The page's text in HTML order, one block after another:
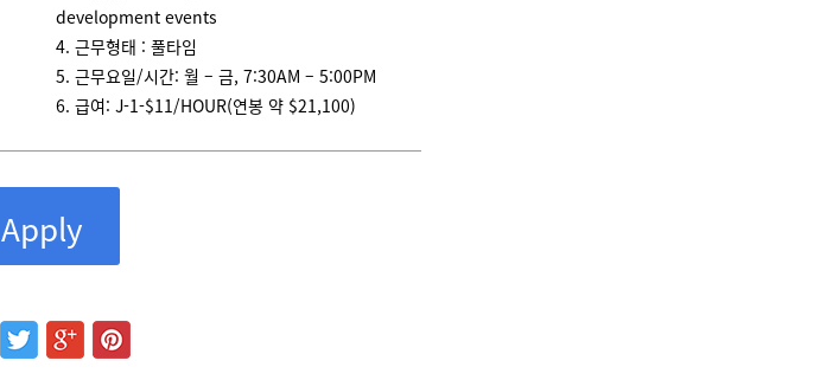
development events
4. 근무형태 : 풀타임
5. 근무요일/시간: 월 – 금, 7:30AM – 5:00PM
6. 급여: J-1-$11/HOUR(연봉 약 $21,100)
Apply